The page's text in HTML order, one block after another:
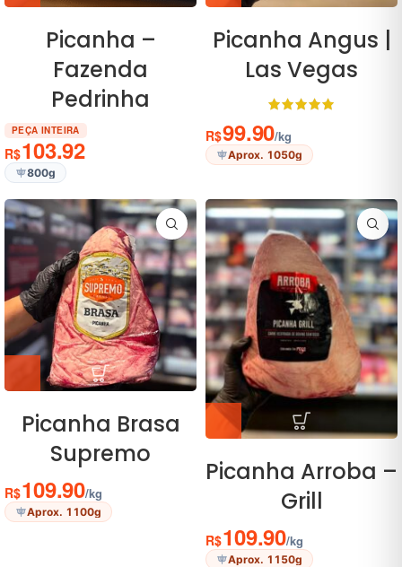
Picanha –
Fazenda
Pedrinha
PEÇA INTEIRA
R$103.92
800g
Picanha Angus |
Las Vegas
R$99.90/kg
Aprox. 1050g
Picanha Brasa
Supremo
R$109.90/kg
Aprox. 1100g
Picanha Arroba –
Grill
R$109.90/kg
Aprox. 1150g